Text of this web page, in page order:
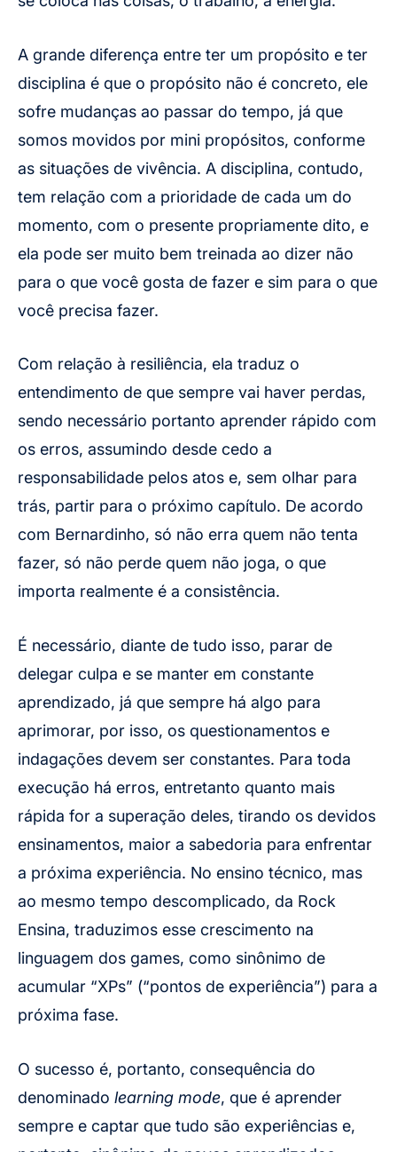
A grande diferença entre ter um propósito e ter
disciplina é que o propósito não é concreto, ele
sofre mudanças ao passar do tempo, já que
somos movidos por mini propósitos, conforme
as situações de vivência. A disciplina, contudo,
tem relação com a prioridade de cada um do
momento, com o presente propriamente dito, e
ela pode ser muito bem treinada ao dizer não
para o que você gosta de fazer e sim para o que
você precisa fazer.
Com relação à resiliência, ela traduz o
entendimento de que sempre vai haver perdas,
sendo necessário portanto aprender rápido com
os erros, assumindo desde cedo a
responsabilidade pelos atos e, sem olhar para
trás, partir para o próximo capítulo. De acordo
com Bernardinho, só não erra quem não tenta
fazer, só não perde quem não joga, o que
importa realmente é a consistência.
É necessário, diante de tudo isso, parar de
delegar culpa e se manter em constante
aprendizado, já que sempre há algo para
aprimorar, por isso, os questionamentos e
indagações devem ser constantes. Para toda
execução há erros, entretanto quanto mais
rápida for a superação deles, tirando os devidos
ensinamentos, maior a sabedoria para enfrentar
a próxima experiência. No ensino técnico, mas
ao mesmo tempo descomplicado, da Rock
Ensina, traduzimos esse crescimento na
linguagem dos games, como sinônimo de
acumular “XPs” (“pontos de experiência”) para a
próxima fase.
O sucesso é, portanto, consequência do
denominado learning mode, que é aprender
sempre e captar que tudo são experiências e,